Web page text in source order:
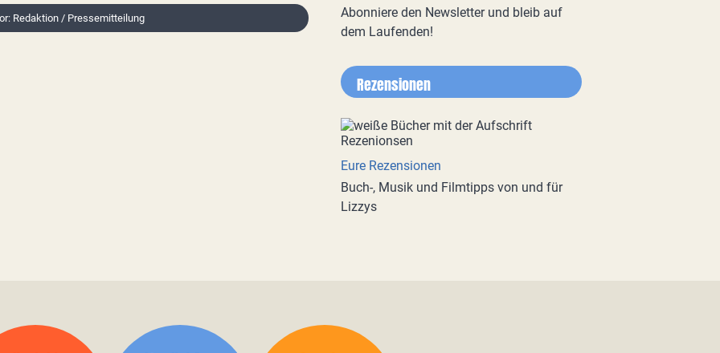
Redaktion / Pressemitteilung
Abonniere den Newsletter und bleib auf
dem Laufenden!
Rezensionen
Eure Rezensionen
Buch-, Musik und Filmtipps von und für
Lizzys